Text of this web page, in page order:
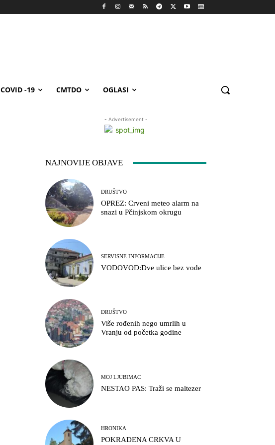
COVID -19 CMTDO OGLASI
- Advertisement -
NAJNOVIJE OBJAVE
DRUŠTVO
OPREZ: Crveni meteo alarm na
snazi u Pčinjskom okrugu
SERVISNE INFORMACIJE
VODOVOD:Dve ulice bez vode
DRUŠTVO
Više rođenih nego umrlih u
Vranju od početka godine
MOJ LJUBIMAC
NESTAO PAS: Traži se maltezer
HRONIKA
POKRADENA CRKVA U